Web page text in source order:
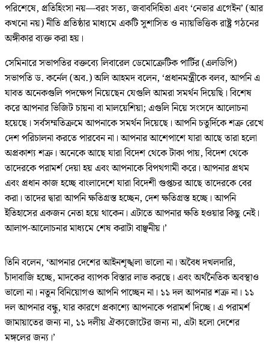
পরিশেষে, প্রতিহিংসা নয়—বরং সত্য, জবাবদিহিতা এবং ‘নেভার এগেইন’ (আর
কখনো নয়) নীতি প্রতিষ্ঠার মাধ্যমে একটি সুশাসিত ও ন্যায়ভিত্তিক রাষ্ট্র গঠনের
অঙ্গীকার ব্যক্ত করা হয়।
সেমিনারে সভাপতির বক্তব্যে লিবারেল ডেমোক্রেটিক পার্টির (এলডিপি)
সভাপতি ড. কর্নেল (অব.) অলি আহমদ বলেন, ‘প্রধানমন্ত্রীকে বলব, আপনি এ
যাবত অনেকগুলি পদক্ষেপ নিয়েছেন যেগুলি আমরা সমর্থন দিয়েছি। বিশেষ
করে আপনার ভিজিট চায়না বা মালয়েশিয়া; এগুলি নিয়ে সংসদে আলোচনা
হয়েছে। সর্বসম্মতিক্রমে আপনাকে সমর্থন দিয়েছে। আপনি চতুর্দিকে শত্রু রেখে
দেশ পরিচালনা করতে পারবেন না। আপনার আশেপাশে যারা আছে তারা হলো
অপ্রকাশ্য শত্রু। অনেকে আছে যারা বিদেশ থেকে টাকা পায়, বিদেশ থেকে
তাদেরকে পরামর্শ দেয়া হয় এবং আপনাকে বিপথগামী করে। আপনার প্রথম
এবং প্রধান কাজ হচ্ছে বাংলাদেশে যারা বিদেশী গুপ্তচর আছে তাদেরকে বের
করা। তাদের দ্বারা আপনি ক্ষতিগ্রস্ত হচ্ছেন, দেশ ক্ষতিগ্রস্ত হচ্ছে। আপনি
ইতিহাসের একজন নেতা হয়ে থাকেন। এটাতে আপনার ক্ষতি হওয়ার কিছু নেই।
আলাপ-আলোচনার মাধ্যমে শেষ করাটা বাঞ্ছনীয়।’
তিনি বলেন, ‘আপনার দেশের আইনশৃঙ্খলা ভালো না। অবৈধ দখলদারি,
চাঁদাবাজি হচ্ছে, মাদকের ব্যাপক বিস্তার লাভ করছে। এবং অর্থনৈতিক অবস্থাও
ভালো না। নতুন বিনিয়োগও আপনি পাচ্ছেন না। ১১ দল আপনার শত্রু না। ১১
দল আপনার বন্ধু, যার কারণে প্রকাশ্যে আপনাকে পরামর্শ দিচ্ছে। এ পরামর্শ
জামায়াতের জন্য না, ১১ দলীয় ঐক্যজোটের জন্য না, এটা হলো দেশের
মঙ্গলের জন্য।’